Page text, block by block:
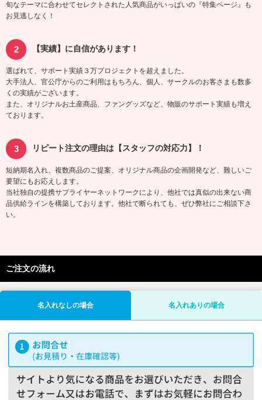
旬なテーマに合わせてセレクトされた人気商品がいっぱいの『特集ページ』も
お見逃しなく！
【実績】に自信があります！
選ばれて、サポート実績３万プロジェクトを超えました。
大手法人、官公庁からのご利用はもちろん、個人、サークルのお客さまも数多
くの実績がございます。
また、オリジナルお土産商品、ファングッズなど、物販のサポート実績も増え
ております。
リピート注文の理由は【スタッフの対応力】！
短納期名入れ、複数商品のご提案、オリジナル商品の企画開発など、難しいご
要望にもお応えします。
当社独自の提携サプライヤーネットワークにより、他社では真似の出来ない商
品供給ラインを構築しております。他社で断られても、ぜひ弊社にご相談下さ
い。
ご注文の流れ
名入れなしの場合 名入れありの場合